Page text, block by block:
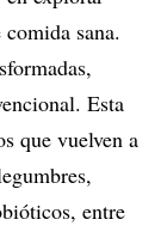
sana.
Esta
que vuelven a
entre